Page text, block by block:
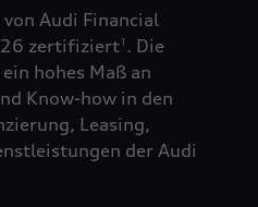
Audi Financial
zertifiziert1 . Die
hohes Maß an
Know-how in den
Leasing,
der Audi